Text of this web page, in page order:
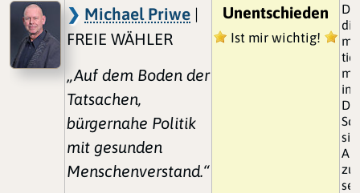
Michael Priwe |
FREIE WÄHLER
„Auf dem Boden der
Tatsachen,
bürgernahe Politik
mit gesunden
Menschenverstand.“
Unentschieden
Ist mir wichtig!